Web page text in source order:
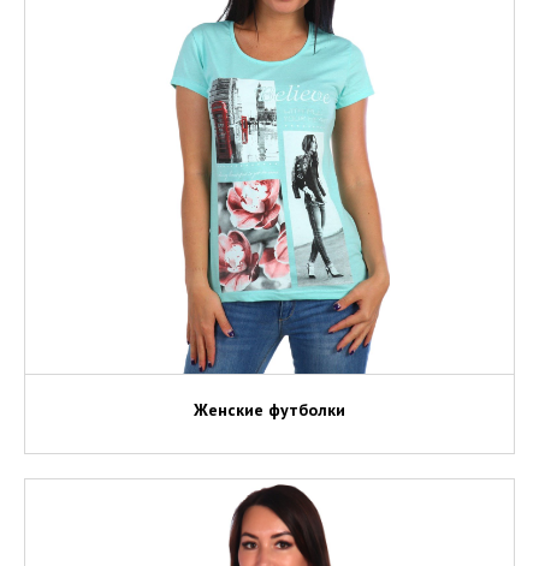
Женские футболки